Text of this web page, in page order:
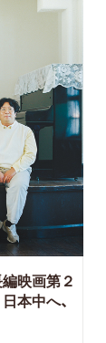
映画第２
本中へ、